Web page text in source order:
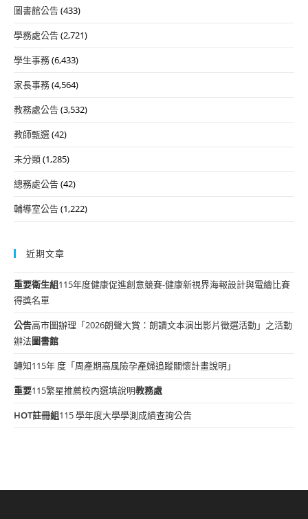
圖書館公告(433)
學務處公告(2,721)
學生事務(6,433)
家長事務(4,564)
教務處公告(3,532)
教師甄選(42)
未分類(1,285)
總務處公告(42)
輔導室公告(1,222)
近期文章
重要衛生組115年度健康促進創意競賽-健康新視界海報設計與電繪比賽
得獎名單
公告高市圖辦理「2026朗聲大賞：朗讀文本演出影片徵選活動」之活動
辦法圖書館
轉知115年 度「周產期高風險孕產婦追蹤關懷計畫說明」
重要115繁星推薦校內選填說明教務處
HOT註冊組115 學年度大學學測成績查詢公告